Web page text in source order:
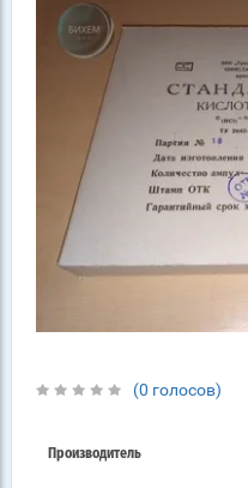
(0 голосов)
Производитель